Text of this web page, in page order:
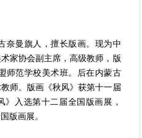
奈曼旗人，擅长版画。现为中
家协会副主席，高级教师，版
师范学校美术班。后在内蒙古
师。版画《秋风》获第十一届
入选第十二届全国版画展，
版画展。